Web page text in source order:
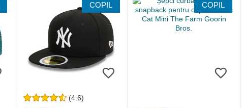
COPIL
(4.6)
COPIL